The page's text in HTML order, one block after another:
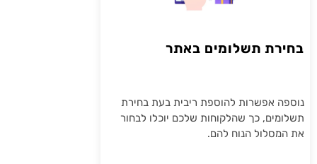
בחירת תשלומים באתר
נוספה אפשרות להוספת ריבית בעת בחירת
תשלומים, כך שהלקוחות שלכם יוכלו לבחור
את המסלול הנוח להם.